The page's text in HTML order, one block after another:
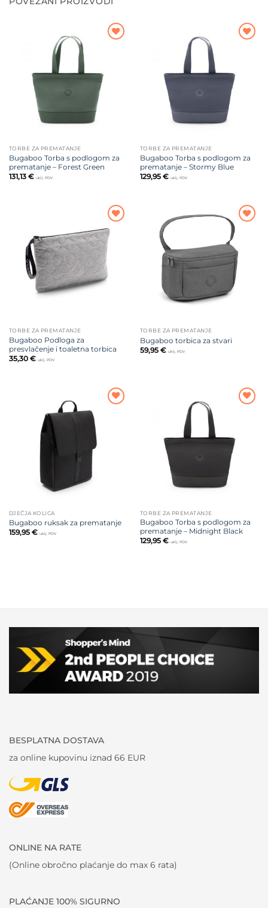
TORBE ZA PREMATANJE
Bugaboo Torba s podlogom za
prematanje – Forest Green
131,13 € uklj. PDV
TORBE ZA PREMATANJE
Bugaboo Torba s podlogom za
prematanje – Stormy Blue
129,95 € uklj. PDV
Dodajte
na listu
želja
TORBE ZA PREMATANJE
Bugaboo Podloga za
presvlačenje i toaletna torbica
35,30 € uklj. PDV
Dodajte
na listu
TORBE ZA PREMATANJE
Bugaboo torbica za stvari
59,95 € uklj. PDV
DJEČJA KOLICA
Bugaboo ruksak za prematanje
159,95 € uklj. PDV
TORBE ZA PREMATANJE
Bugaboo Torba s podlogom za
prematanje – Midnight Black
129,95 € uklj. PDV
BESPLATNA DOSTAVA
za online kupovinu iznad 66 EUR
ONLINE NA RATE
(Online obročno plaćanje do max 6 rata)
PLAĆANJE 100% SIGURNO